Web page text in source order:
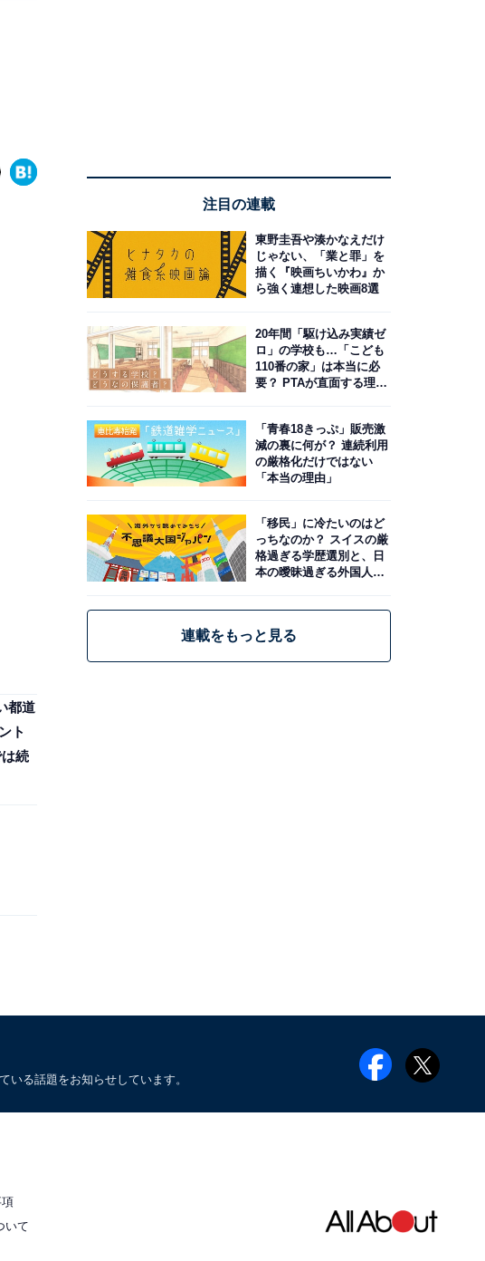
都道
ト
続
注目の連載
東野圭吾や湊かなえだけ
じゃない、「業と罪」を
描く『映画ちいかわ』か
ら強く連想した映画8選
20年間「駆け込み実績ゼ
ロ」の学校も…「こども
110番の家」は本当に必
要？ PTAが直面する理想
「青春18きっぷ」販売激
減の裏に何が？ 連続利用
の厳格化だけではない
「本当の理由」
「移民」に冷たいのはど
っちなのか？ スイスの厳
格過ぎる学歴選別と、日
本の曖昧過ぎる外国人政
連載をもっと見る
る話題をお知らせしています。
いて